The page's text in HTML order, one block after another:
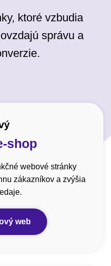
ktoré vzbudia
správu a
shop
webové stránky
zákazníkov a zvýšia
web